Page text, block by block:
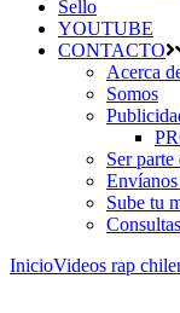
Sello
YOUTUBE
CONTACTO
Acerca
Somos
Ser
Sube tu
InicioVideos rap